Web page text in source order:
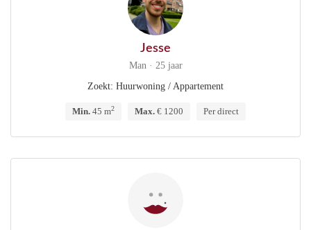
Jesse
Man · 25 jaar
Zoekt: Huurwoning / Appartement
Min. 45 m2 Max. € 1200 Per direct